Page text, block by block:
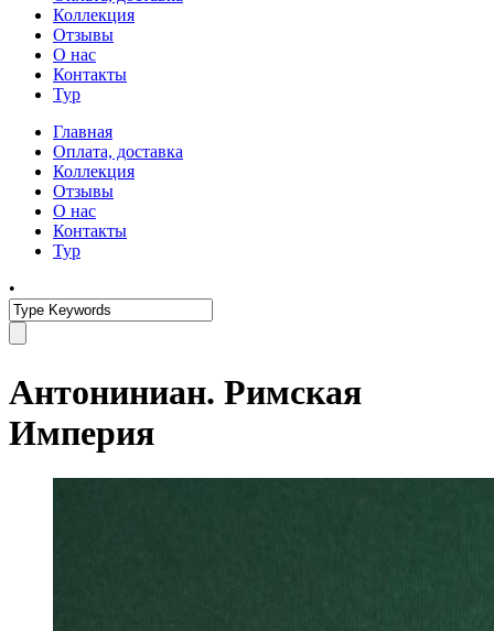
Коллекция
Отзывы
О нас
Контакты
Тур
Главная
Оплата, доставка
Коллекция
Отзывы
О нас
Контакты
Тур
•
Антониниан. Римская
Империя